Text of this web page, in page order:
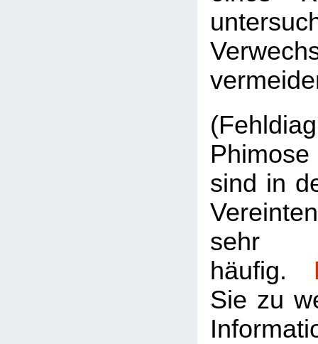
sind in
sehr
häufig.
Sie zu